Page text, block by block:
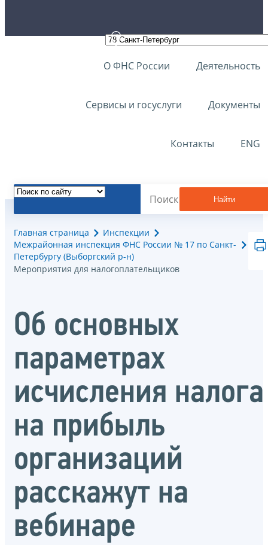
О ФНС России Деятельность
Сервисы и госуслуги Документы
Контакты ENG
Найти
Главная страница
Инспекции
Межрайонная инспекция ФНС России № 17 по Санкт-
Петербургу (Выборгский р-н)
Мероприятия для налогоплательщиков
Об основных
параметрах
исчисления налога
на прибыль
организаций
расскажут на
вебинаре